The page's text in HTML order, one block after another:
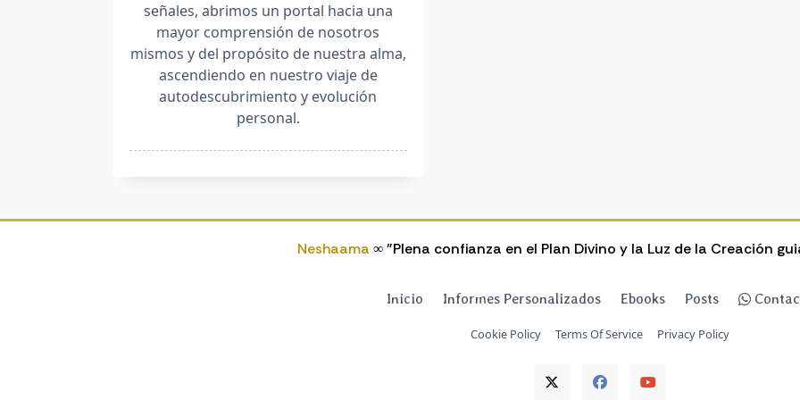
señales, abrimos un portal hacia una
mayor comprensión de nosotros
mismos y del propósito de nuestra alma,
ascendiendo en nuestro viaje de
autodescubrimiento y evolución
personal.
Neshaama ∞ "Plena confianza en el Plan Divino y la Luz de la Creación
Inicio Informes Personalizados Ebooks Posts
Cookie Policy Terms Of Service Privacy Policy